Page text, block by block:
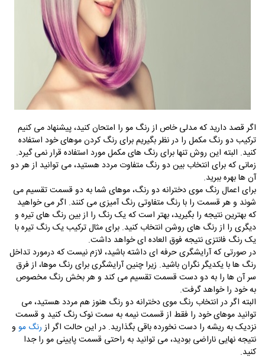
اگر قصد دارید که مدلی خاص از رنگ مو را امتحان کنید، پیشنهاد می کنیم
ترکیب دو رنگ مکمل را در نظر بگیریم برای رنگ کردن موهای خود استفاده
کنید. البته این روش تنها برای رنگ های مکمل مورد استفاده قرار نمی گیرد.
زمانی که برای انتخاب بین دو رنگ متفاوت مردد هستید، می توانید از هر دو
آن ها بهره ببرید.
برای اعمال رنگ موی دخترانه دو رنگ، موهای شما به دو قسمت تقسیم می
شوند و هر قسمت را با رنگ متفاوتی رنگ آمیزی می کنند. اگر می خواهید
که بهترین نتیجه را بگیرید، بهتر است که یک رنگ را از بین رنگ های تیره و
دیگری را از رنگ های روشن انتخاب کنید. برای مثال ترکیب یک رنگ تیره با
یک رنگ فانتزی نتیجه فوق العاده ای خواهد داشت.
در صورتی که آرایشگری حرفه ای داشته باشید، لازم نیست که درمورد تداخل
رنگ ها با یکدیگر نگران باشید. زیرا چنین آرایشگری برای رنگ موها، از فرق
سر آن ها را به دو دست قسمت تقسیم می کند و هر بخش رنگ مخصوص
به خود را خواهد گرفت.
البته اگر در انتخاب رنگ موی دخترانه دو رنگ هنوز هم مردد هستید، می
توانید موهای خود را فقط از قسمت نیمه به سمت نوک رنگ کنید و قسمت
نزدیک به ریشه را دست نخورده باقی بگذارید. در این حالت اگر ازرنگ مو و
نتیجه نهایی ناراضی بودید، می توانید به راحتی قسمت پایینی مو را جدا
کنید.